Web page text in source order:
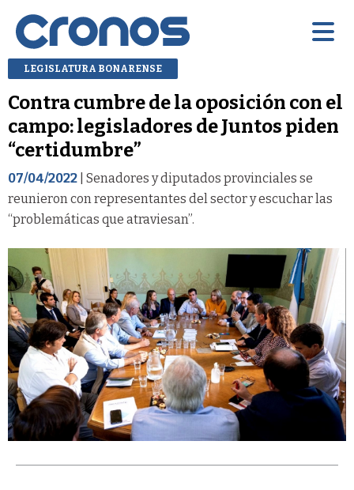
LEGISLATURA BONARENSE
Contra cumbre de la oposición con el
campo: legisladores de Juntos piden
“certidumbre”
07/04/2022 | Senadores y diputados provinciales se
reunieron con representantes del sector y escuchar las
“problemáticas que atraviesan”.